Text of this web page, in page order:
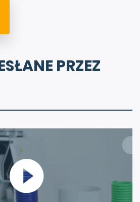
PRZEZ